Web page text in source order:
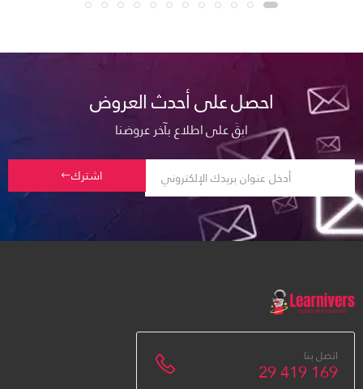
احصل على أحدث العروض
ابقَ على اطلاع بآخر عروضنا
اشترك
اتصل بنا
29 419 169